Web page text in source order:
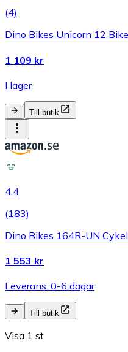
(4)
Dino Bikes Unicorn 12
1 109 kr
I lager
Till butik
4.4
(183)
Dino Bikes 164R-UN
1 553 kr
Leverans: 0-6 dagar
Till butik
Visa 1 st